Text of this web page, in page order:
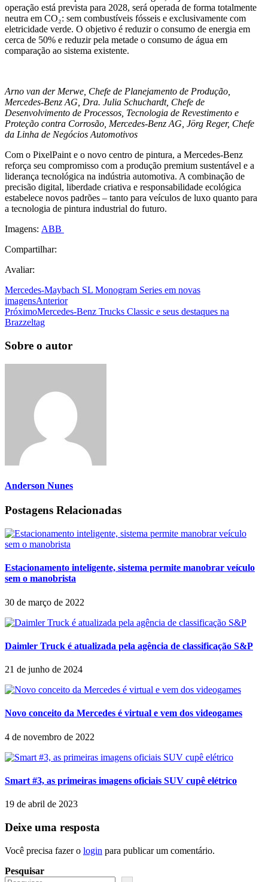
operação está prevista para 2028, será operada de forma totalmente
neutra em CO₂: sem combustíveis fósseis e exclusivamente com
eletricidade verde. O objetivo é reduzir o consumo de energia em
cerca de 50% e reduzir pela metade o consumo de água em
comparação ao sistema existente.
Arno van der Merwe, Chefe de Planejamento de Produção,
Mercedes-Benz AG, Dra. Julia Schuchardt, Chefe de
Desenvolvimento de Processos, Tecnologia de Revestimento e
Proteção contra Corrosão, Mercedes-Benz AG, Jörg Reger, Chefe
da Linha de Negócios Automotivos
Com o PixelPaint e o novo centro de pintura, a Mercedes-Benz
reforça seu compromisso com a produção premium sustentável e a
liderança tecnológica na indústria automotiva. A combinação de
precisão digital, liberdade criativa e responsabilidade ecológica
estabelece novos padrões – tanto para veículos de luxo quanto para
a tecnologia de pintura industrial do futuro.
Imagens: ABB
Compartilhar:
Avaliar:
Mercedes-Maybach SL Monogram Series em novas
imagensAnterior
PróximoMercedes-Benz Trucks Classic e seus destaques na
Brazzeltag
Sobre o autor
Anderson Nunes
Postagens Relacionadas
Estacionamento inteligente, sistema permite manobrar veículo
sem o manobrista
30 de março de 2022
Daimler Truck é atualizada pela agência de classificação S&P
21 de junho de 2024
Novo conceito da Mercedes é virtual e vem dos videogames
4 de novembro de 2022
Smart #3, as primeiras imagens oficiais SUV cupê elétrico
19 de abril de 2023
Deixe uma resposta
Você precisa fazer o login para publicar um comentário.
Pesquisar